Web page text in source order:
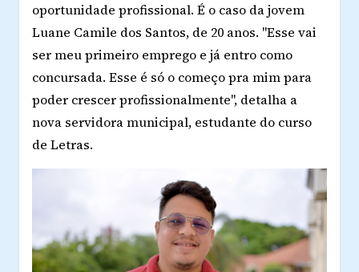
oportunidade profissional. É o caso da jovem
Luane Camile dos Santos, de 20 anos. "Esse vai
ser meu primeiro emprego e já entro como
concursada. Esse é só o começo pra mim para
poder crescer profissionalmente", detalha a
nova servidora municipal, estudante do curso
de Letras.